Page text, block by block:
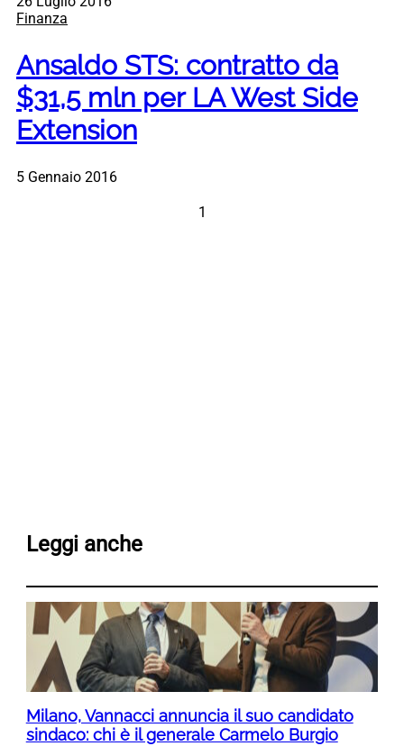
Finanza
Ansaldo STS: contratto da
$31,5 mln per LA West Side
Extension
5 Gennaio 2016
1
Leggi anche
Milano, Vannacci annuncia il suo candidato
sindaco: chi è il generale Carmelo Burgio